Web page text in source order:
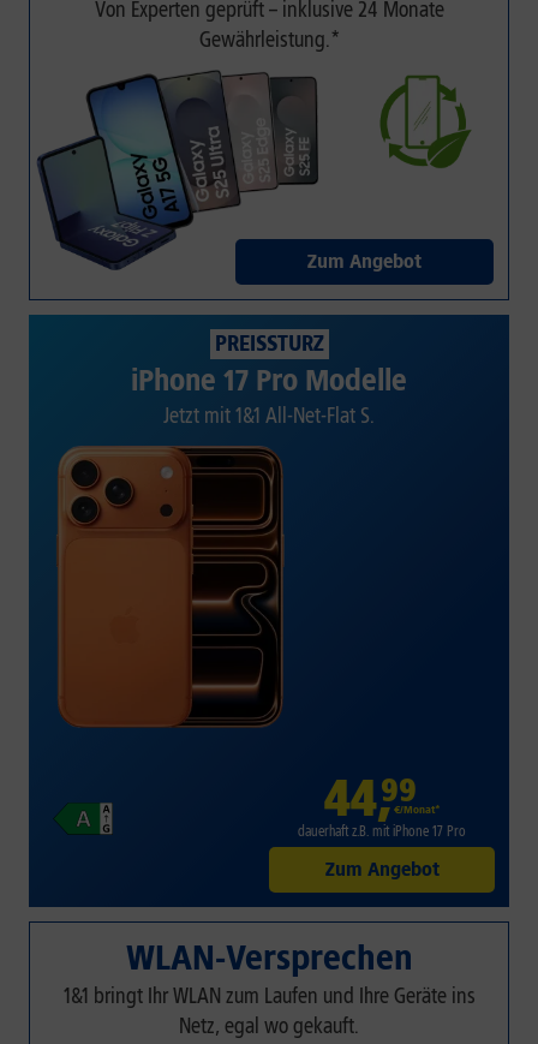
Von Experten geprüft – inklusive 24 Monate
Gewährleistung.*
Zum Angebot
PREISSTURZ
iPhone 17 Pro Modelle
Jetzt mit 1&1 All-Net-Flat S.
44,99
€/Monat*
dauerhaft z.B. mit iPhone 17 Pro
Zum Angebot
WLAN-Versprechen
1&1 bringt Ihr WLAN zum Laufen und Ihre Geräte ins
Netz, egal wo gekauft.